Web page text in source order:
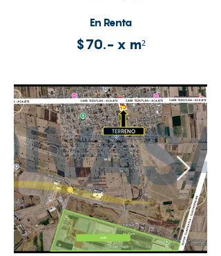
En Renta
$70.- x m²